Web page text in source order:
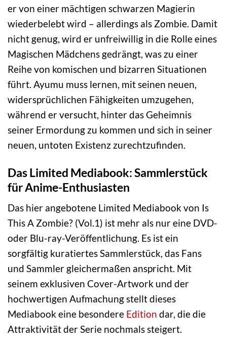
er von einer mächtigen schwarzen Magierin
wiederbelebt wird – allerdings als Zombie. Damit
nicht genug, wird er unfreiwillig in die Rolle eines
Magischen Mädchens gedrängt, was zu einer
Reihe von komischen und bizarren Situationen
führt. Ayumu muss lernen, mit seinen neuen,
widersprüchlichen Fähigkeiten umzugehen,
während er versucht, hinter das Geheimnis
seiner Ermordung zu kommen und sich in seiner
neuen, untoten Existenz zurechtzufinden.
Das Limited Mediabook: Sammlerstück
für Anime-Enthusiasten
Das hier angebotene Limited Mediabook von Is
This A Zombie? (Vol.1) ist mehr als nur eine DVD-
oder Blu-ray-Veröffentlichung. Es ist ein
sorgfältig kuratiertes Sammlerstück, das Fans
und Sammler gleichermaßen anspricht. Mit
seinem exklusiven Cover-Artwork und der
hochwertigen Aufmachung stellt dieses
Mediabook eine besondere Edition dar, die die
Attraktivität der Serie nochmals steigert.